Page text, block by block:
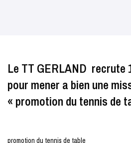
Le TT GERLAND recrute
pour mener a bien une
« promotion du tennis de
promotion du tennis de table